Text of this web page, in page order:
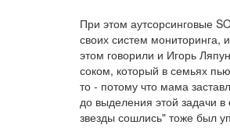
При этом аутсорсинговые
своих систем мониторинга,
этом говорили и Игорь
соком, который в семьях
то - потому что мама
до выделения этой задачи
звезды сошлись" тоже был